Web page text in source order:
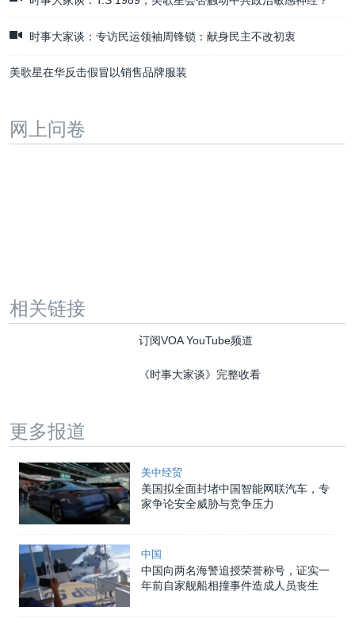
时事大家谈：专访民运领袖周锋锁：献身民主不改初衷
美歌星在华反击假冒以销售品牌服装
网上问卷
相关链接
订阅VOA YouTube频道
《时事大家谈》完整收看
更多报道
美中经贸
美国拟全面封堵中国智能网联汽车，专
家争论安全威胁与竞争压力
中国
中国向两名海警追授荣誉称号，证实一
年前自家舰船相撞事件造成人员丧生